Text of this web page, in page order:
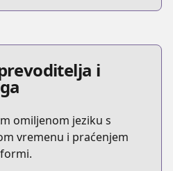
i
omiljenom jeziku s
vremenu i praćenjem